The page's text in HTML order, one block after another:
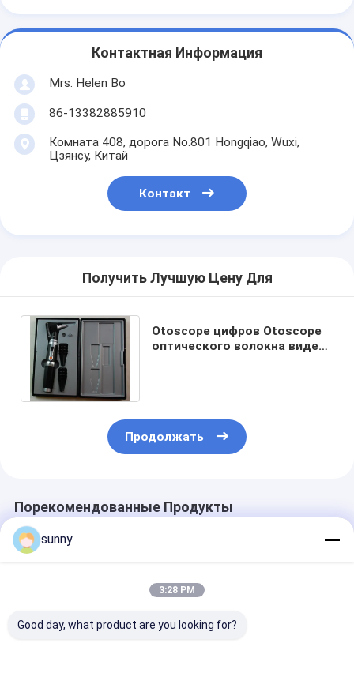
Контактная Информация
Mrs. Helen Bo
86-13382885910
Комната 408, дорога No.801 Hongqiao, Wuxi,
Цзянсу, Китай
Контакт
Получить Лучшую Цену Для
Otoscope цифров Otoscope
оптического волокна видео-
Продолжать
Порекомендованные Продукты
sunny
3:28 PM
Good day, what product are you looking for?